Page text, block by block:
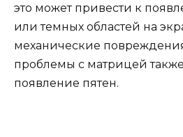
это может привести к
или темных областей на
механические
проблемы с матрицей также
появление пятен.